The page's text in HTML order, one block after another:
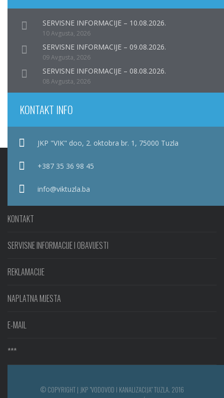
SERVISNE INFORMACIJE – 10.08.2026.
10 Avgusta, 2026
SERVISNE INFORMACIJE – 09.08.2026.
09 Avgusta, 2026
SERVISNE INFORMACIJE – 08.08.2026.
08 Avgusta, 2026
KONTAKT INFO
JKP "VIK" doo, 2. oktobra br. 1, 75000 Tuzla
+387 35 36 98 45
info@viktuzla.ba
KONTAKT
SERVISNE INFORMACIJE I OBAVIJESTI
REKLAMACIJE
NAPLATNA MJESTA
E-MAIL
***
© COPYRIGHT | JKP "VODOVOD I KANALIZACIJA" TUZLA. 2016